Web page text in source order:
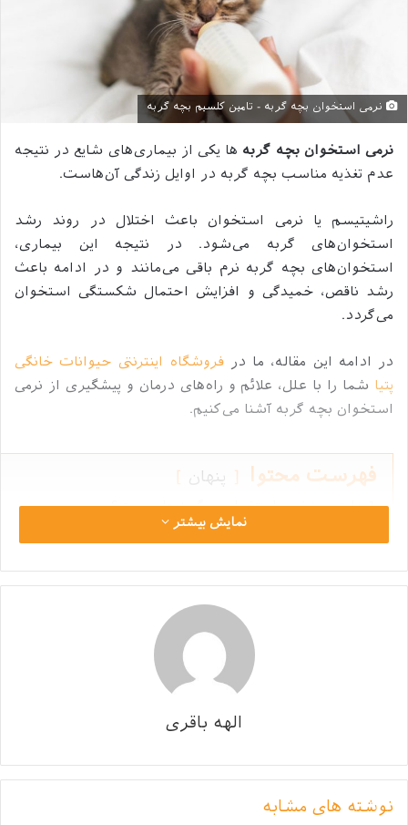
نرمی استخوان بچه گربه - تامین کلسیم بچه گربه
نرمی استخوان بچه گربه ها یکی از بیماری‌های شایع در نتیجه
عدم تغذیه مناسب بچه گربه در اوایل زندگی آن‌هاست.
راشیتیسم یا نرمی استخوان باعث اختلال در روند رشد
استخوان‌های گربه می‌شود. در نتیجه این بیماری،
استخوان‌های بچه گربه نرم باقی می‌مانند و در ادامه باعث
رشد ناقص، خمیدگی و افزایش احتمال شکستگی استخوان
می‌گردد.
در ادامه این مقاله، ما درفروشگاه اینترنتی حیوانات خانگی
پتیا شما را با علل، علائم و راه‌های درمان و پیشگیری از نرمی
استخوان بچه گربه آشنا می‌کنیم.
فهرست محتوا پنهان
1 علت بروز نرمی استخوان در گربه ها چیست؟
علائم نرمی استخوان بچه گربه ها چیست؟
3.1 پیشگیری از نرمی استخوان در بچه گربه
علت بروز نرمی استخوان در گربه
علت اصلی ابتلای بچه گربه به نرمی استخوان، کمبود ویتامین
می‌باشد.
نمایش بیشتر
الهه باقری
نوشته های مشابه